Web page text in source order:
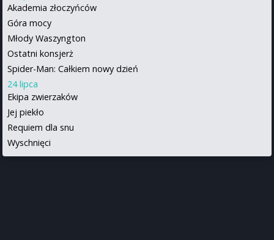
Akademia złoczyńców
Góra mocy
Młody Waszyngton
Ostatni konsjerż
Spider-Man: Całkiem nowy dzień
24 lipca
Ekipa zwierzaków
Jej piekło
Requiem dla snu
Wyschnięci